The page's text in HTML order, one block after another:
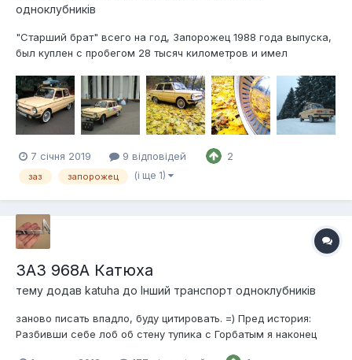
одноклубників
"Старший брат" всего на год, Запорожец 1988 года выпуска,
был куплен с пробегом 28 тысяч километров и имел
разграбленный с выбитыми стеклами (была дырявая крыша
в гараже и этим пользовались наркоманы), теперь радует
глаз окружающих;)
7 січня 2019 9 відповідей 2
заз запорожец (і ще 1)
ЗАЗ 968А Катюха
тему додав katuha до Інший транспорт одноклубників
заново писать впадло, буду цитировать. =) Пред история:
Разбивши себе лоб об стену тупика с Горбатым я наконец